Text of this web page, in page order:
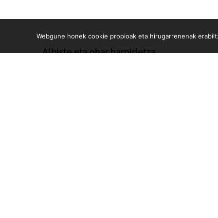
Albiste eta ohar harpidetza
Webgune honek cookie propioak eta hirugarrenenak